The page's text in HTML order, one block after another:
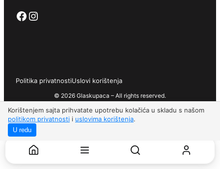
Korištenjem sajta prihvatate upotrebu kolačića u skladu s našom
politikom privatnosti i uslovima korištenja.
U redu
Facebook Instagram
Politika privatnostiUslovi korištenja
© 2026 Glaskupaca – All rights reserved.